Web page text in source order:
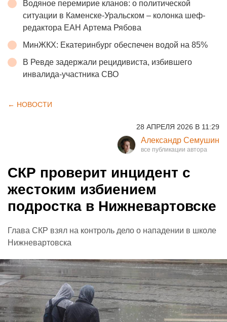
Водяное перемирие кланов: о политической
ситуации в Каменске-Уральском – колонка шеф-
редактора ЕАН Артема Рябова
МинЖКХ: Екатеринбург обеспечен водой на 85%
В Ревде задержали рецидивиста, избившего
инвалида-участника СВО
← НОВОСТИ
28 АПРЕЛЯ 2026 В 11:29
Александр Семушин
СКР проверит инцидент с
жестоким избиением
подростка в Нижневартовске
Глава СКР взял на контроль дело о нападении в школе
Нижневартовска